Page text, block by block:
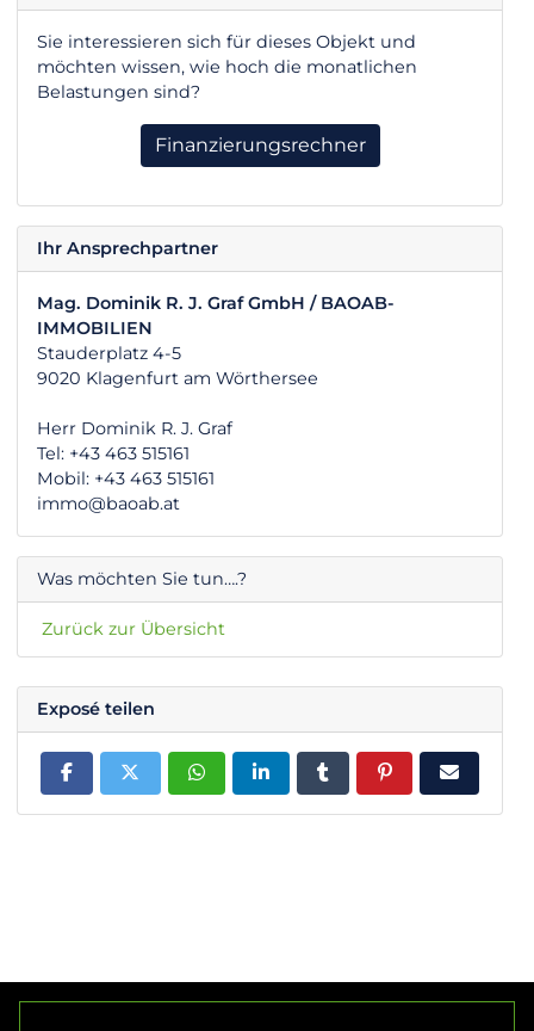
Sie interessieren sich für dieses Objekt und
möchten wissen, wie hoch die monatlichen
Belastungen sind?
Finanzierungsrechner
Ihr Ansprechpartner
Mag. Dominik R. J. Graf GmbH / BAOAB-
IMMOBILIEN
Stauderplatz 4-5
9020 Klagenfurt am Wörthersee
Herr Dominik R. J. Graf
Tel: +43 463 515161
Mobil: +43 463 515161
immo@baoab.at
Was möchten Sie tun….?
Zurück zur Übersicht
Exposé teilen